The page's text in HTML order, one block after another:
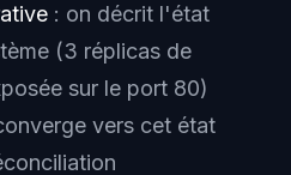
: on décrit l'état
(3 réplicas de
sur le port 80)
vers cet état